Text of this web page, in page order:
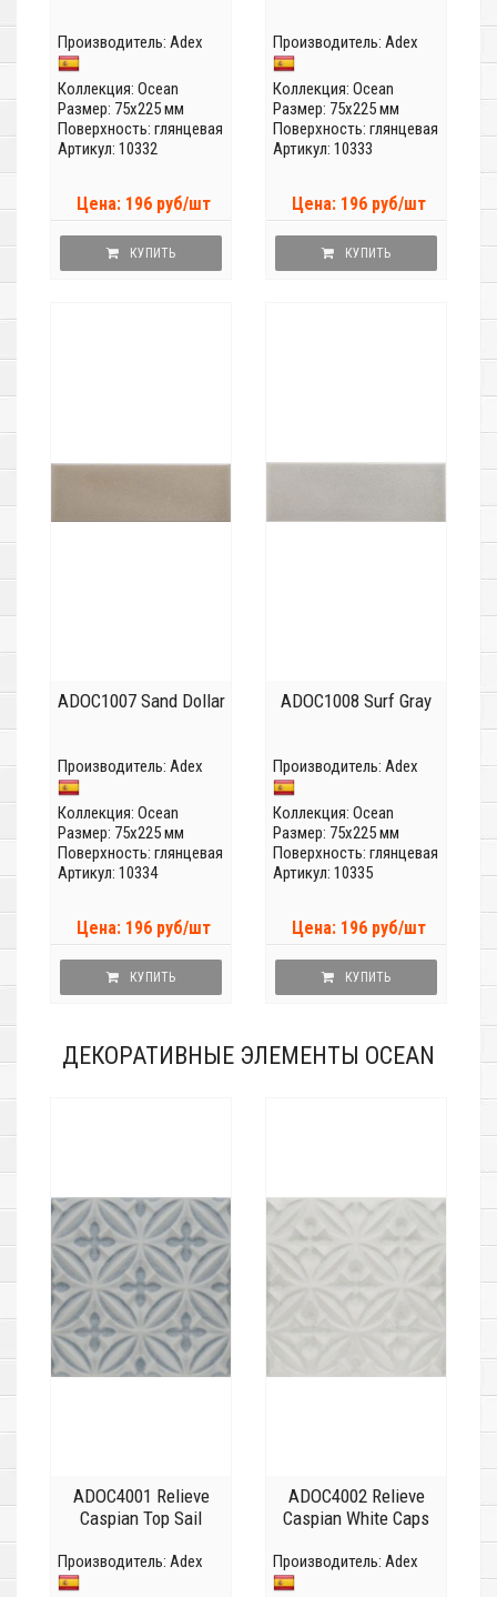
Производитель: Adex
Коллекция: Ocean
Размер: 75x225 мм
Поверхность: глянцевая
Артикул: 10332
Цена: 196 руб/шт
КУПИТЬ
Производитель: Adex
Коллекция: Ocean
Размер: 75x225 мм
Поверхность: глянцевая
Артикул: 10333
Цена: 196 руб/шт
КУПИТЬ
ADOC1007 Sand Dollar
Производитель: Adex
Коллекция: Ocean
Размер: 75x225 мм
Поверхность: глянцевая
Артикул: 10334
Цена: 196 руб/шт
КУПИТЬ
ADOC1008 Surf Gray
Производитель: Adex
Коллекция: Ocean
Размер: 75x225 мм
Поверхность: глянцевая
Артикул: 10335
Цена: 196 руб/шт
КУПИТЬ
ДЕКОРАТИВНЫЕ ЭЛЕМЕНТЫ OCEAN
ADOC4001 Relieve
Caspian Top Sail
Производитель: Adex
ADOC4002 Relieve
Caspian White Caps
Производитель: Adex